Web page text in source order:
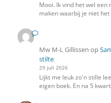
Mooi. Ik vind het wel een
maken waarbij je niet
Mw M-L Gillissen op
stilte
29 juli 2026
Lijkt me leuk zo'n stille
eigen boek. En na 5